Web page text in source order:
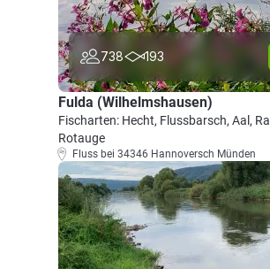
738 193
Fulda (Wilhelmshausen)
Fischarten: Hecht, Flussbarsch, Aal,
Rotauge
Fluss bei 34346 Hannoversch Münden